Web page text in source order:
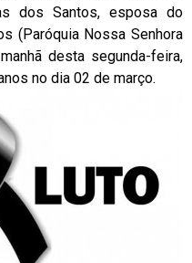
dos Santos, esposa do
(Paróquia Nossa Senhora
desta segunda-feira,
no dia 02 de março.